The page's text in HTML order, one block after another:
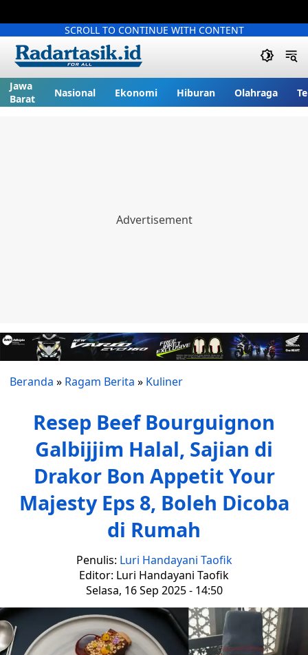
SCROLL TO CONTINUE WITH CONTENT
Jawa
Barat
Nasional Ekonomi Hiburan Olahraga
Beranda » Ragam Berita » Kuliner
Resep Beef Bourguignon
Galbijjim Halal, Sajian di
Drakor Bon Appetit Your
Majesty Eps 8, Boleh Dicoba
di Rumah
Penulis: Luri Handayani Taofik
Editor: Luri Handayani Taofik
Selasa, 16 Sep 2025 - 14:50